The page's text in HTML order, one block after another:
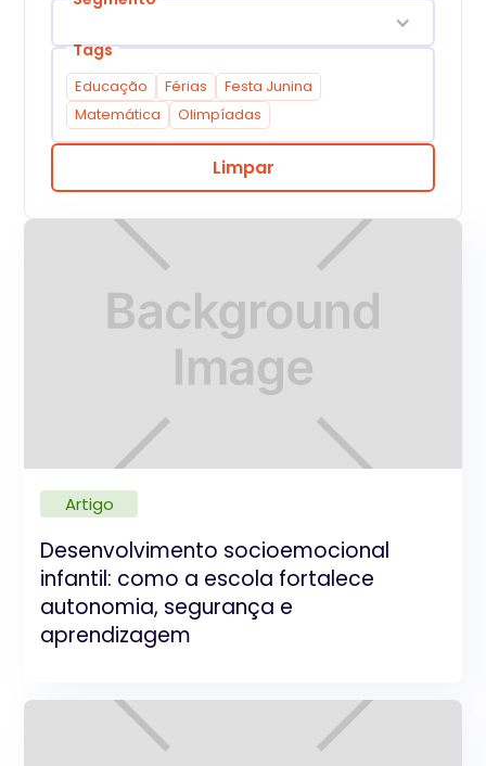
Artigo
Desenvolvimento socioemocional
infantil: como a escola fortalece
autonomia, segurança e
aprendizagem
Tags
Educação Férias
Festa Junina
Matemática
Olimpíadas
Limpar